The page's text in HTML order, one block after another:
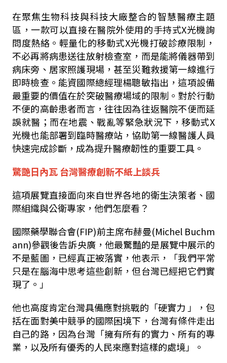
在聚焦生物科技與科技大廠整合的智慧醫療主題
區，一款可以直接在醫院外使用的手持式X光機詢
問度熱絡。輕量化的移動式X光機打破診療限制，
不必再將病患送往放射檢查室，而是能將儀器帶到
病床旁、居家照護現場，甚至災難救援第一線進行
即時檢查。能資國際總經理楊聰敏指出，這項設備
最重要的價值在於突破醫療場域的限制。對於行動
不便的高齡患者而言，往往因為往返醫院不便而延
誤就醫；而在地震、戰亂等緊急狀況下，移動式X
光機也能部署到臨時醫療站，協助第一線醫護人員
快速完成診斷，成為提升醫療韌性的重要工具。
驚艷日內瓦 台灣醫療創新不紙上談兵
這項展覽直接面向來自世界各地的衛生決策者、國
際組織與公衛專家，他們怎麼看？
國際藥學聯合會(FIP)前主席布赫曼(Michel Buchm
ann)參觀後告訴央廣，他最驚豔的是展覽中展示的
不是藍圖，已經真正被落實，他表示，「我們平常
只是在腦海中思考這些創新，但台灣已經把它們實
現了。」
他也高度肯定台灣具備應對挑戰的「硬實力 」，包
括在面對美中競爭的國際困境下，台灣有條件走出
自己的路，因為台灣「擁有所有的實力、所有的專
業，以及所有優秀的人民來應對這樣的處境」。